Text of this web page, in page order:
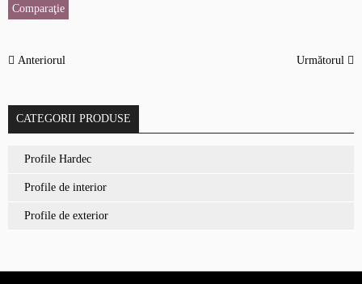
Comparaţie
Anteriorul Următorul
CATEGORII PRODUSE
Profile Hardec
Profile de interior
Profile de exterior